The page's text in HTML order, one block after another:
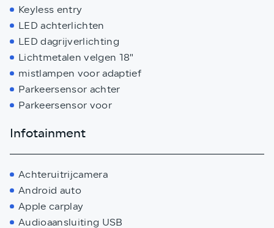
Keyless entry
LED achterlichten
LED dagrijverlichting
Lichtmetalen velgen 18"
mistlampen voor adaptief
Parkeersensor achter
Parkeersensor voor
Infotainment
Achteruitrijcamera
Android auto
Apple carplay
Audioaansluiting USB